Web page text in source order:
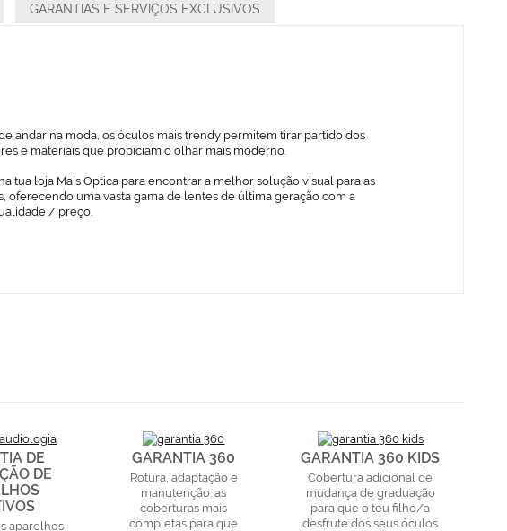
andar na moda, os óculos mais trendy permitem tirar partido dos
e materiais que propiciam o olhar mais moderno.
tua loja Mais Optica para encontrar a melhor solução visual para as
oferecendo uma vasta gama de lentes de última geração com a
/ preço.
GARANTIAS E SERVIÇOS EXCLUSIVOS
DE
DE
aparelhos
GARANTIA 360
Rotura, adaptação e
manutenção: as
coberturas mais
completas para que
GARANTIA 360 KIDS
Cobertura adicional de
mudança de graduação
para que o teu filho/a
desfrute dos seus óculos